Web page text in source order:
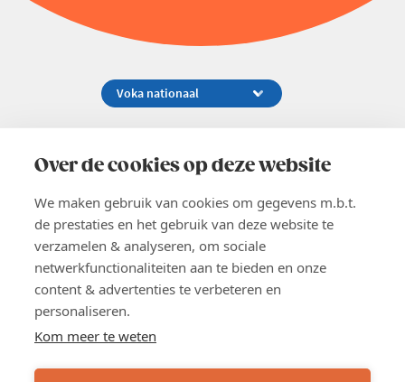
Over de cookies op deze website
We maken gebruik van cookies om gegevens m.b.t.
de prestaties en het gebruik van deze website te
verzamelen & analyseren, om sociale
netwerkfunctionaliteiten aan te bieden en onze
content & advertenties te verbeteren en
personaliseren.
Kom meer te weten
02 229 81 11
EN
Word lid